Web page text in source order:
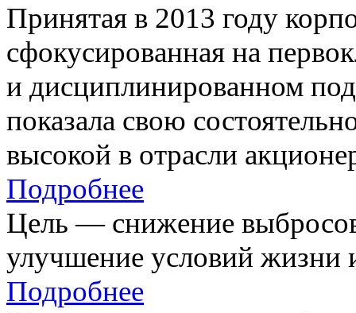
Принятая в 2013 году
сфокусированная на
и дисциплинированном
показала свою
высокой в отрасли
Подробнее
Цель — снижение
улучшение условий жизни
Подробнее